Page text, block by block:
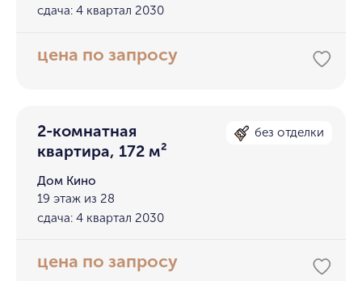
сдача: 4 квартал 2030
цена по запросу
2-комнатная
квартира, 172 м²
без отделки
Дом Кино
19 этаж из 28
сдача: 4 квартал 2030
цена по запросу